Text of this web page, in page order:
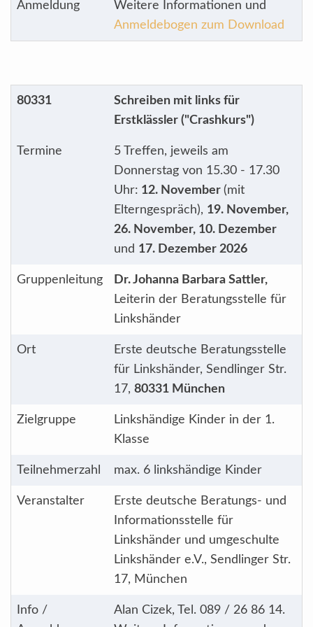
Anmeldung
Weitere Informationen und
Anmeldebogen zum Download
80331
Schreiben mit links für
Erstklässler ("Crashkurs")
Termine
5 Treffen, jeweils am
Donnerstag von 15.30 - 17.30
Uhr: 12. November (mit
Elterngespräch), 19. November,
26. November, 10. Dezember
und 17. Dezember 2026
Gruppenleitung
Dr. Johanna Barbara Sattler,
Leiterin der Beratungsstelle für
Linkshänder
Ort
Erste deutsche Beratungsstelle
für Linkshänder, Sendlinger Str.
17, 80331 München
Zielgruppe
Linkshändige Kinder in der 1.
Klasse
Teilnehmerzahl max. 6 linkshändige Kinder
Veranstalter
Erste deutsche Beratungs- und
Informationsstelle für
Linkshänder und umgeschulte
Linkshänder e.V., Sendlinger Str.
17, München
Info /
Alan Cizek, Tel. 089 / 26 86 14.